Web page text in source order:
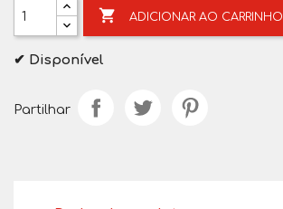
 ADICIONAR AO CARRINHO
✔ Disponível
Partilhar